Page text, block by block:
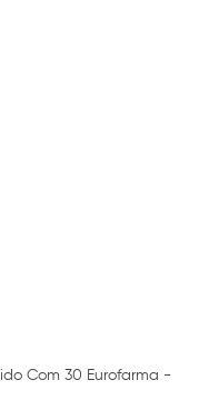
Com 30 Eurofarma -